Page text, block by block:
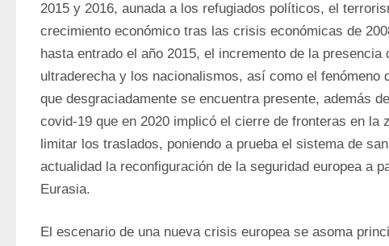
2015 y 2016, aunada a los refugiados políticos, el
crecimiento económico tras las crisis económicas de
hasta entrado el año 2015, el incremento de la presencia
ultraderecha y los nacionalismos, así como el fenómeno
que desgraciadamente se encuentra presente, además
covid-19 que en 2020 implicó el cierre de fronteras en la
limitar los traslados, poniendo a prueba el sistema de
actualidad la reconfiguración de la seguridad europea a
Eurasia.
El escenario de una nueva crisis europea se asoma